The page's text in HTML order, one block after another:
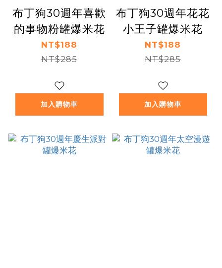
布丁狗30週年喜歡
的事物粉罐爆米花
NT$188
NT$285
加入購物車
布丁狗30週年花花
小王子罐爆米花
NT$188
NT$285
加入購物車